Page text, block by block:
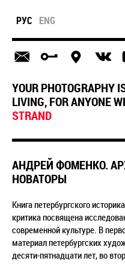
РУС ENG
YOUR PHOTOGRAPHY
LIVING, FOR ANYONE
STRAND
АНДРЕЙ ФОМЕНКО.
НОВАТОРЫ
Книга петербургского
критика посвящена
современной культуре. В
материал петербургских
десяти-пятнадцати лет, во